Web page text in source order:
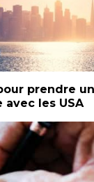
prendre
les USA